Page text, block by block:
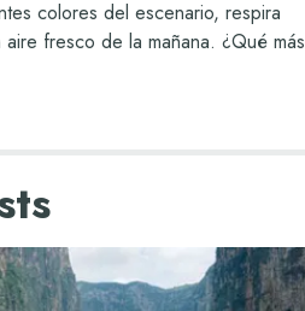
colores del escenario, respira
fresco de la mañana. ¿Qué más
con tu amigable concierge,